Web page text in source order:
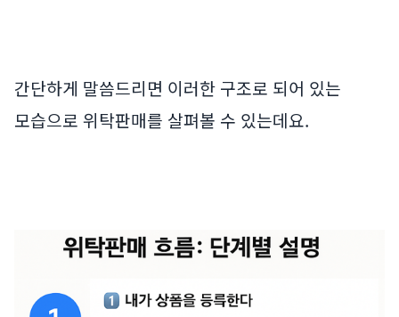
간단하게 말씀드리면 이러한 구조로 되어 있는
모습으로 위탁판매를 살펴볼 수 있는데요.